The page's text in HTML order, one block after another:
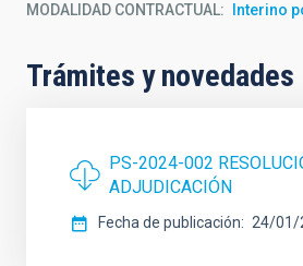
MODALIDAD CONTRACTUAL Interino
Trámites y novedades
PS-2024-002
ADJUDICACIÓN
Fecha de publicación 24/01/